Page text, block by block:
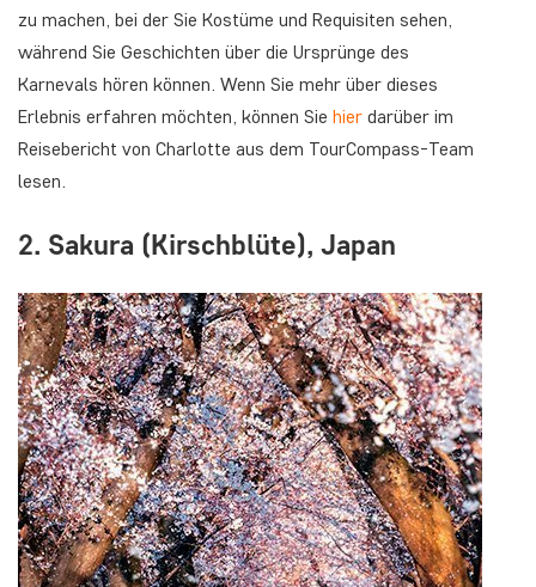
zu machen, bei der Sie Kostüme und Requisiten sehen,
während Sie Geschichten über die Ursprünge des
Karnevals hören können. Wenn Sie mehr über dieses
Erlebnis erfahren möchten, können Sie hier darüber im
Reisebericht von Charlotte aus dem TourCompass-Team
lesen.
2. Sakura (Kirschblüte), Japan